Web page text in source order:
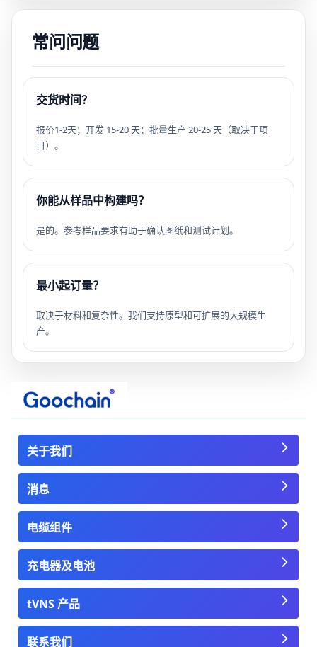
常问问题
交货时间？
报价1-2天；开发 15-20 天；批量生产 20-25 天（取决于项
目）。
你能从样品中构建吗？
是的。参考样品要求有助于确认图纸和测试计划。
最小起订量？
取决于材料和复杂性。我们支持原型和可扩展的大规模生
产。
关于我们
消息
电缆组件
充电器及电池
tVNS 产品
联系我们